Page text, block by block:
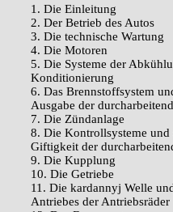
1. Die Einleitung
2. Der Betrieb des Autos
3. Die technische Wartung
4. Die Motoren
5. Die Systeme der
Konditionierung
6. Das Brennstoffsystem
Ausgabe der
7. Die Zündanlage
8. Die Kontrollsysteme und
Giftigkeit der
9. Die Kupplung
10. Die Getriebe
11. Die kardannyj Welle
Antriebes der Antriebsräder